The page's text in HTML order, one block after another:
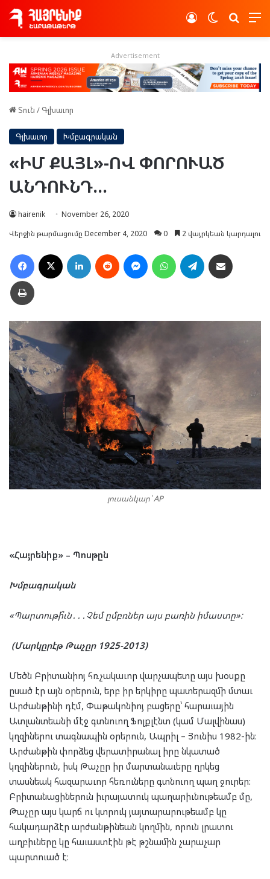
Switch skin
Log In
Advertisement
Տուն / Գլխաւոր
Գլխաւոր Խմբագրական
«ԻՄ ՔԱՅԼ»-ՈՎ ՓՈՐՈՒԱԾ
ԱՆԴՈՒՆԴ…
hairenik
November 26, 2020
Վերջին թարմացումը December 4, 2020
0 2 վայրկեան կարդալու
Facebook LinkedIn Reddit MessengerWhatsAppTelegram
Տպել
լուսանկար՝ AP
«Հայրենիք» – Պոսթըն
Խմբագրական
«Պարտութի՞ւն․․․Չեմ ըմբռներ այս բառին իմաստը»:
(Մարկըրէթ Թաչըր 1925-2013)
Մեծն Բրիտանիոյ հռչակաւոր վարչապետը այս խօսքը
ըսած էր այն օրերուն, երբ իր երկիրը պատերազմի մտաւ
Արժանթինի դէմ, Փաթակոնիոյ բացերը՝ հարաւային
Ատլանտեանի մէջ գտնուող Ֆոլքլէնտ (կամ Մալվինաս)
կղզիներու տագնապին օրերուն, Ապրիլ – Յունիս 1982-ին։
Արժանթին փորձեց վերատիրանալ իրը նկատած
կղզիներուն, իսկ Թաչըր իր մարտանաւերը ղրկեց
տասնեակ հազարաւոր հեռուները գտնուող պաղ ջուրեր:
Բրիտանացիներուն իւրայատուկ պաղարիւնութեամբ մը,
Թաչըր այս կարճ ու կտրուկ յայտարարութեամբ կը
հակադարձէր արժանթինեան կողմին, որուն լրատու
աղբիւները կը հաւաստէին թէ թշնամին չարաչար
պարտուած է։